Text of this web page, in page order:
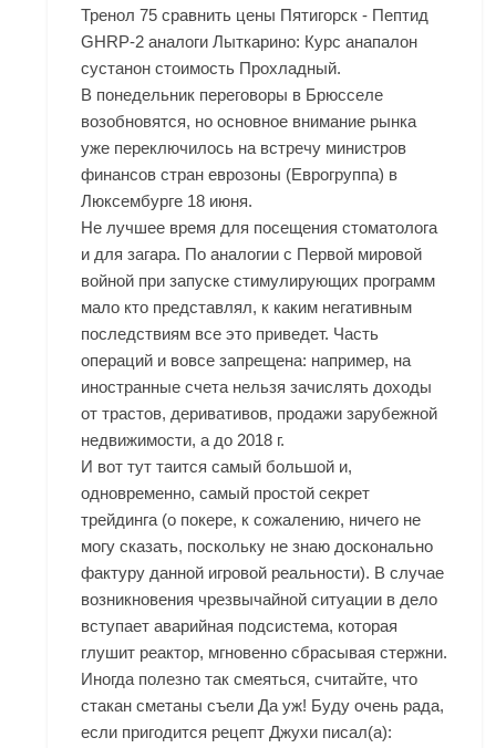
Тренол 75 сравнить цены Пятигорск - Пептид
GHRP-2 аналоги Лыткарино: Курс анапалон
сустанон стоимость Прохладный.
В понедельник переговоры в Брюсселе
возобновятся, но основное внимание рынка
уже переключилось на встречу министров
финансов стран еврозоны (Еврогруппа) в
Люксембурге 18 июня.
Не лучшее время для посещения стоматолога
и для загара. По аналогии с Первой мировой
войной при запуске стимулирующих программ
мало кто представлял, к каким негативным
последствиям все это приведет. Часть
операций и вовсе запрещена: например, на
иностранные счета нельзя зачислять доходы
от трастов, деривативов, продажи зарубежной
недвижимости, а до 2018 г.
И вот тут таится самый большой и,
одновременно, самый простой секрет
трейдинга (о покере, к сожалению, ничего не
могу сказать, поскольку не знаю досконально
фактуру данной игровой реальности). В случае
возникновения чрезвычайной ситуации в дело
вступает аварийная подсистема, которая
глушит реактор, мгновенно сбрасывая стержни.
Иногда полезно так смеяться, считайте, что
стакан сметаны съели Да уж! Буду очень рада,
если пригодится рецепт Джухи писал(а):